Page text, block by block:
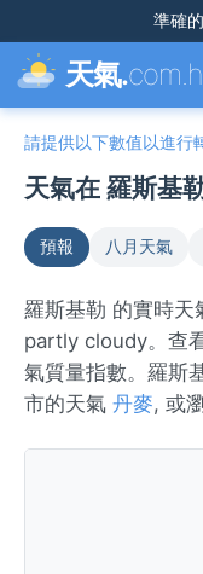
準確
天氣.
請提供以下數值以進行
天氣在 羅斯基
預報 八月天氣
羅斯基勒 的實時天
partly cloudy。查
氣質量指數。羅斯
市的天氣 丹麥, 或